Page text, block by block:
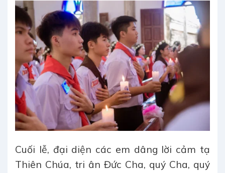
Cuối lễ, đại diện các em dâng lời cảm tạ
Thiên Chúa, tri ân Đức Cha, quý Cha, quý